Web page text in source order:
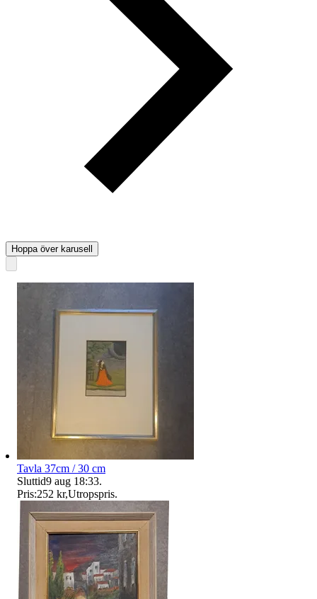
Hoppa över karusell
Tavla 37cm / 30 cm
Sluttid9 aug 18:33.
Pris:252 kr,Utropspris.